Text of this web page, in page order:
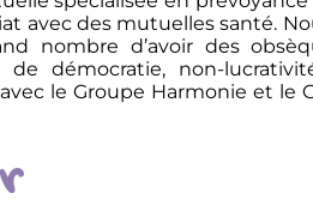
avec des mutuelles santé.
nombre d’avoir des
de démocratie, non-
le Groupe Harmonie et le